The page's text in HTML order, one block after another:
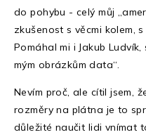
do pohybu - celý můj
zkušenost s věcmi kolem,
Pomáhal mi i Jakub
mým obrázkům data“.
Nevím proč, ale cítil jsem,
rozměry na plátna je to
důležité naučit lidi vnímat